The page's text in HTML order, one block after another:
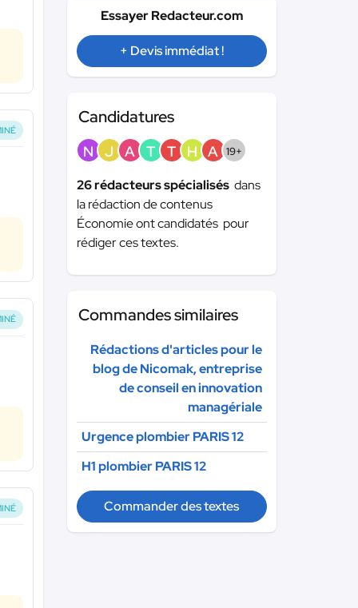
Essayer Redacteur.com
+ Devis immédiat !
Candidatures
N J A T T H A 19+
26 rédacteurs spécialisés dans
la rédaction de contenus
Économie ont candidatés pour
rédiger ces textes.
Commandes similaires
Rédactions d'articles pour le
blog de Nicomak, entreprise
de conseil en innovation
managériale
Urgence plombier PARIS 12
H1 plombier PARIS 12
Commander des textes